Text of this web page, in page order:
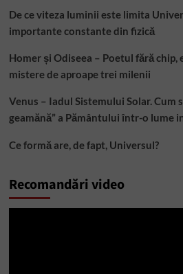
De ce viteza luminii este limita
importante constante din fizică
Homer și Odiseea – Poetul fără chip,
mistere de aproape trei milenii
Venus – Iadul Sistemului Solar. Cum
geamănă” a Pământului într-o lume
Ce formă are, de fapt, Universul?
Recomandări video